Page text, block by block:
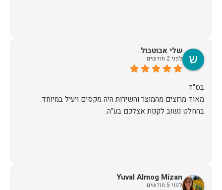
שלי אבוטבול
לפני 2 חודשים
מאוד מרוצים מהמוצר והשירות היה מקסים ויעיל במיוחד.
בהחלט נשוב לקנות אצלכם בע"ה.
Yuval Almog Mizan
לפני 5 חודשים